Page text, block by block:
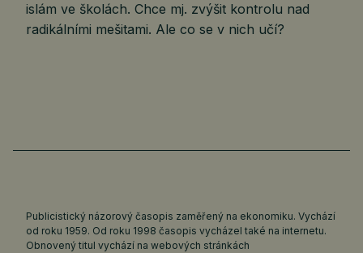
islám ve školách. Chce mj. zvýšit kontrolu nad
radikálními mešitami. Ale co se v nich učí?
Publicistický názorový časopis zaměřený na ekonomiku. Vychází
od roku 1959. Od roku 1998 časopis vycházel také na internetu.
Obnovený titul vychází na webových stránkách